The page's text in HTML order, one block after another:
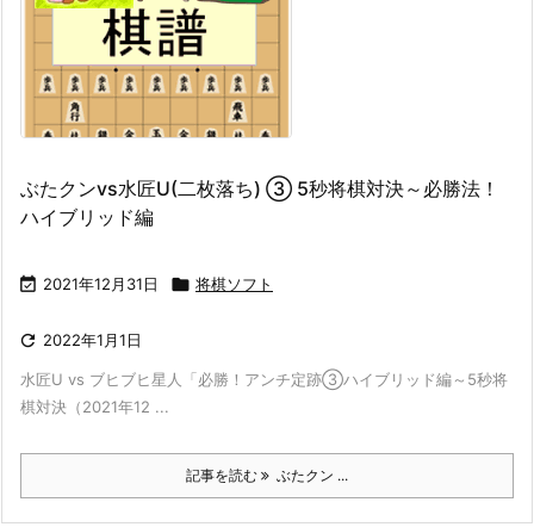
ぶたクンvs水匠U(二枚落ち) ③ 5秒将棋対決～必勝法！
ハイブリッド編
 2021年12月31日  将棋ソフト
 2022年1月1日
水匠U vs ブヒブヒ星人「必勝！アンチ定跡③ハイブリッド編～5秒将
棋対決（2021年12 ...
記事を読む ぶたクン ...